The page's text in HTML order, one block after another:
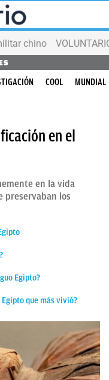
chino
COOL MUNDIAL
en el
en la vida
preservaban los
Egipto?
que más vivió?